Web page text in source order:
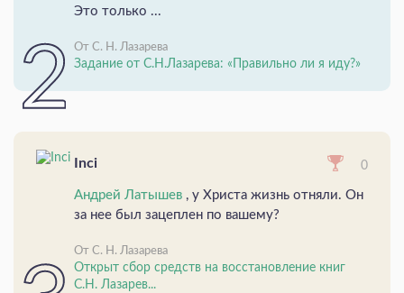
Это только ...
От С. Н. Лазарева
Задание от С.Н.Лазарева: «Правильно ли я иду?»
Inci 0
Андрей Латышев , у Христа жизнь отняли. Он
за нее был зацеплен по вашему?
От С. Н. Лазарева
Открыт сбор средств на восстановление книг
С.Н. Лазарев...